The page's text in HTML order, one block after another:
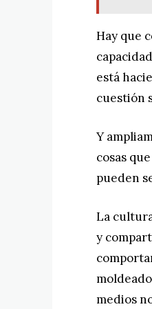
Hay que
está
cuestión
Y
cosas
pueden
La
y
medios